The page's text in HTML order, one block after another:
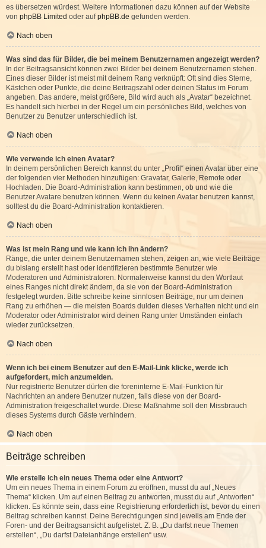
es übersetzen würdest. Weitere Informationen dazu können auf der Website
von phpBB Limited oder aufphpBB.de gefunden werden.
Nach oben
Was sind das für Bilder, die bei meinem Benutzernamen angezeigt werden?
In der Beitragsansicht können zwei Bilder bei deinem Benutzernamen stehen.
Eines dieser Bilder ist meist mit deinem Rang verknüpft: Oft sind dies Sterne,
Kästchen oder Punkte, die deine Beitragszahl oder deinen Status im Forum
angeben. Das andere, meist größere, Bild wird auch als „Avatar“ bezeichnet.
Es handelt sich hierbei in der Regel um ein persönliches Bild, welches von
Benutzer zu Benutzer unterschiedlich ist.
Nach oben
Wie verwende ich einen Avatar?
In deinem persönlichen Bereich kannst du unter „Profil“ einen Avatar über eine
der folgenden vier Methoden hinzufügen: Gravatar, Galerie, Remote oder
Hochladen. Die Board-Administration kann bestimmen, ob und wie die
Benutzer Avatare benutzen können. Wenn du keinen Avatar benutzen kannst,
solltest du die Board-Administration kontaktieren.
Nach oben
Was ist mein Rang und wie kann ich ihn ändern?
Ränge, die unter deinem Benutzernamen stehen, zeigen an, wie viele Beiträge
du bislang erstellt hast oder identifizieren bestimmte Benutzer wie
Moderatoren und Administratoren. Normalerweise kannst du den Wortlaut
eines Ranges nicht direkt ändern, da sie von der Board-Administration
festgelegt wurden. Bitte schreibe keine sinnlosen Beiträge, nur um deinen
Rang zu erhöhen — die meisten Boards dulden dieses Verhalten nicht und ein
Moderator oder Administrator wird deinen Rang unter Umständen einfach
wieder zurücksetzen.
Nach oben
Wenn ich bei einem Benutzer auf den E-Mail-Link klicke, werde ich
aufgefordert, mich anzumelden.
Nur registrierte Benutzer dürfen die foreninterne E-Mail-Funktion für
Nachrichten an andere Benutzer nutzen, falls diese von der Board-
Administration freigeschaltet wurde. Diese Maßnahme soll den Missbrauch
dieses Systems durch Gäste verhindern.
Nach oben
Beiträge schreiben
Wie erstelle ich ein neues Thema oder eine Antwort?
Um ein neues Thema in einem Forum zu eröffnen, musst du auf „Neues
Thema“ klicken. Um auf einen Beitrag zu antworten, musst du auf „Antworten“
klicken. Es könnte sein, dass eine Registrierung erforderlich ist, bevor du einen
Beitrag schreiben kannst. Deine Berechtigungen sind jeweils am Ende der
Foren- und der Beitragsansicht aufgelistet. Z. B. „Du darfst neue Themen
erstellen“, „Du darfst Dateianhänge erstellen“ usw.